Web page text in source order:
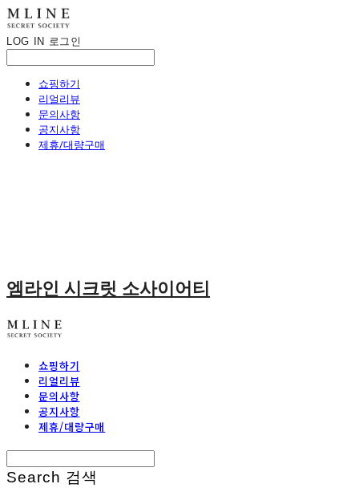
LOG IN 로그인
쇼핑하기
리얼리뷰
문의사항
공지사항
제휴/대량구매
엠라인 시크릿 소사이어티
쇼핑하기
리얼리뷰
문의사항
공지사항
제휴/대량구매
Search 검색